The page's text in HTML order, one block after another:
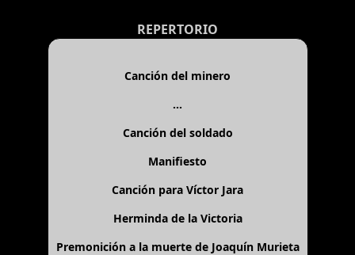
REPERTORIO
Canción del minero
...
Canción del soldado
Manifiesto
Canción para Víctor Jara
Herminda de la Victoria
Premonición a la muerte de Joaquín Murieta